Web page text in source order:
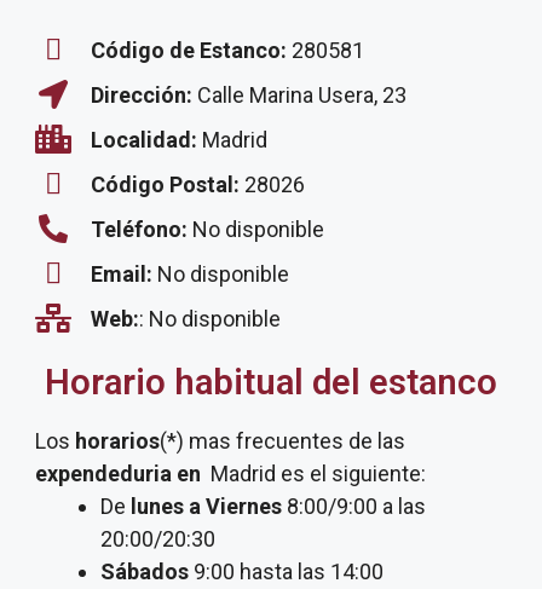
Código de Estanco: 280581
Dirección: Calle Marina Usera, 23
Localidad: Madrid
Código Postal: 28026
Teléfono: No disponible
Email: No disponible
Web:: No disponible
Horario habitual del estanco
Los horarios(*) mas frecuentes de las
expendeduria en Madrid es el siguiente:
De lunes a Viernes 8:00/9:00 a las
20:00/20:30
Sábados 9:00 hasta las 14:00